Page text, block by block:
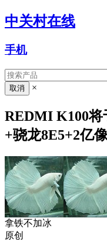
中关村在线
手机
×
REDMI K100将
+骁龙8E5+2亿
拿铁不加冰
原创